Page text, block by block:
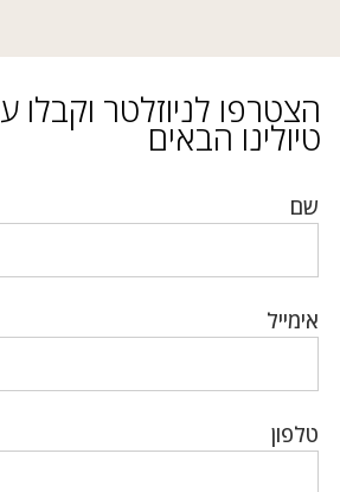
הצטרפו לניוזלטר וקבלו
טיולינו הבאים
שם
אימייל
טלפון